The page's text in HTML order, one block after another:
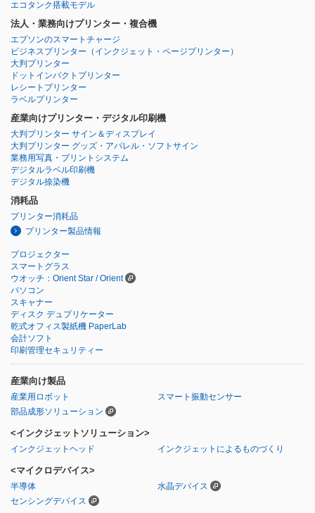
エコタンク搭載モデル
法人・業務向けプリンター・複合機
エプソンのスマートチャージ
ビジネスプリンター （インクジェット・ページプリンター）
大判プリンター
ドットインパクトプリンター
レシートプリンター
ラベルプリンター
産業向けプリンター・デジタル印刷機
大判プリンター サイン＆ディスプレイ
大判プリンター グッズ・アパレル・ソフトサイン
業務用写真・プリントシステム
デジタルラベル印刷機
デジタル捺染機
消耗品
プリンター消耗品
プリンター製品情報
プロジェクター
スマートグラス
ウオッチ：Orient Star / Orient
パソコン
スキャナー
ディスク デュプリケーター
乾式オフィス製紙機 PaperLab
会計ソフト
印刷管理セキュリティー
産業向け製品
産業用ロボット
スマート振動センサー
部品成形ソリューション
<インクジェットソリューション>
インクジェットヘッド インクジェットによるものづくり
<マイクロデバイス>
半導体
水晶デバイス
センシングデバイス